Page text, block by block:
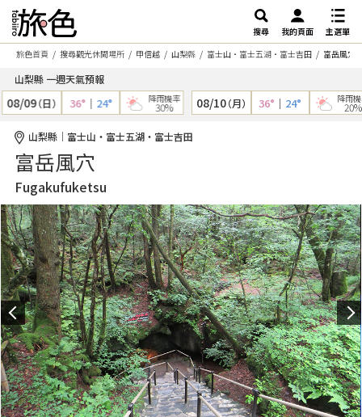
搜尋 我的頁面
主選單
旅色首頁
搜尋觀光休閒場所 甲信越 山梨縣 富士山・富士五湖・富士吉田 富岳風穴
山梨縣 一週天氣預報
09（日） 36°｜24° 降雨機率
30% 08/10（月） 36°｜24° 降雨機率
20%
山梨縣｜富士山・富士五湖・富士吉田
富岳風穴
Fugakufuketsu